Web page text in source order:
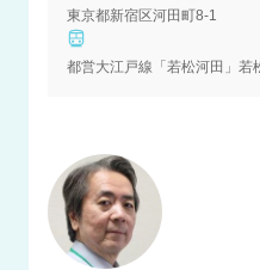
東京都新宿区河田町8-1
都営大江戸線「若松河田」若